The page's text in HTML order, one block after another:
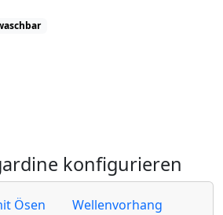
konfigurieren
Ösen Wellenvorhang